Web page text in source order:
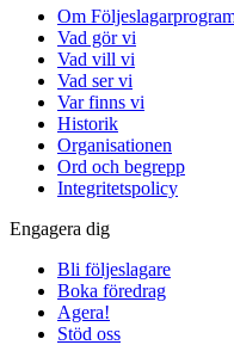
Om
Vad gör vi
Vad vill vi
Vad ser vi
Var finns vi
Historik
Organisationen
Ord och begrepp
Integritetspolicy
Engagera dig
Bli följeslagare
Boka föredrag
Agera!
Stöd oss